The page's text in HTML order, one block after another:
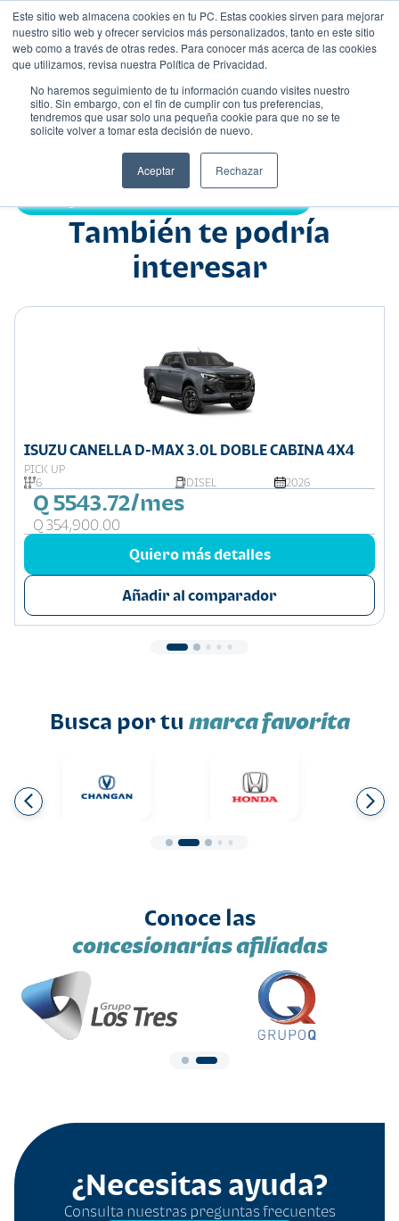
Este sitio web almacena cookies en tu PC. Estas cookies sirven para mejorar
nuestro sitio web y ofrecer servicios más personalizados, tanto en este sitio
web como a través de otras redes. Para conocer más acerca de las cookies
que utilizamos, revisa nuestra Política de Privacidad.
No haremos seguimiento de tu información cuando visites nuestro
sitio. Sin embargo, con el fin de cumplir con tus preferencias,
tendremos que usar solo una pequeña cookie para que no se te
solicite volver a tomar esta decisión de nuevo.
Aceptar Rechazar
Nombre
Camioneta agrícola••
También te podría
interesar
ISUZU CANELLA D-MAX 3.0L DOBLE CABINA 4X4
PICK UP
6
DISEL 2026
Q 5543.72/mes
Q 354,900.00
Quiero más detalles
Añadir al comparador
Busca por tu marca favorita
Conoce las
concesionarias afiliadas
¿Necesitas ayuda?
Consulta nuestras preguntas frecuentes